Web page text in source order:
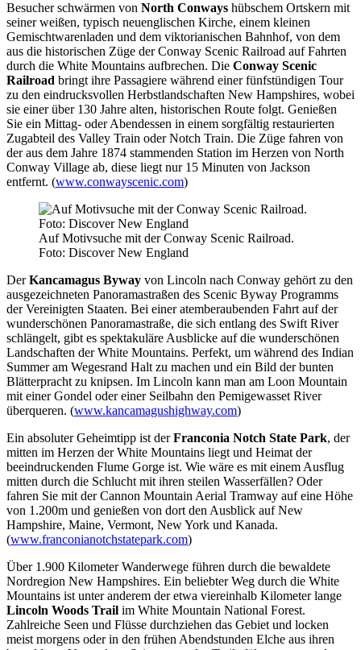
Besucher schwärmen von North Conways hübschem Ortskern mit
seiner weißen, typisch neuenglischen Kirche, einem kleinen
Gemischtwarenladen und dem viktorianischen Bahnhof, von dem
aus die historischen Züge der Conway Scenic Railroad auf Fahrten
durch die White Mountains aufbrechen. Die Conway Scenic
Railroad bringt ihre Passagiere während einer fünfstündigen Tour
zu den eindrucksvollen Herbstlandschaften New Hampshires, wobei
sie einer über 130 Jahre alten, historischen Route folgt. Genießen
Sie ein Mittag- oder Abendessen in einem sorgfältig restaurierten
Zugabteil des Valley Train oder Notch Train. Die Züge fahren von
der aus dem Jahre 1874 stammenden Station im Herzen von North
Conway Village ab, diese liegt nur 15 Minuten von Jackson
entfernt. (www.conwayscenic.com)
Auf Motivsuche mit der Conway Scenic Railroad.
Foto: Discover New England
DerKancamagus Byway von Lincoln nach Conway gehört zu den
ausgezeichneten Panoramastraßen des Scenic Byway Programms
der Vereinigten Staaten. Bei einer atemberaubenden Fahrt auf der
wunderschönen Panoramastraße, die sich entlang des Swift River
schlängelt, gibt es spektakuläre Ausblicke auf die wunderschönen
Landschaften der White Mountains. Perfekt, um während des Indian
Summer am Wegesrand Halt zu machen und ein Bild der bunten
Blätterpracht zu knipsen. Im Lincoln kann man am Loon Mountain
mit einer Gondel oder einer Seilbahn den Pemigewasset River
überqueren. (www.kancamagushighway.com)
Ein absoluter Geheimtipp ist derFranconia Notch State Park, der
mitten im Herzen der White Mountains liegt und Heimat der
beeindruckenden Flume Gorge ist. Wie wäre es mit einem Ausflug
mitten durch die Schlucht mit ihren steilen Wasserfällen? Oder
fahren Sie mit der Cannon Mountain Aerial Tramway auf eine Höhe
von 1.200m und genießen von dort den Ausblick auf New
Hampshire, Maine, Vermont, New York und Kanada.
(www.franconianotchstatepark.com)
Über 1.900 Kilometer Wanderwege führen durch die bewaldete
Nordregion New Hampshires. Ein beliebter Weg durch die White
Mountains ist unter anderem der etwa viereinhalb Kilometer lange
Lincoln Woods Trail im White Mountain National Forest.
Zahlreiche Seen und Flüsse durchziehen das Gebiet und locken
meist morgens oder in den frühen Abendstunden Elche aus ihren